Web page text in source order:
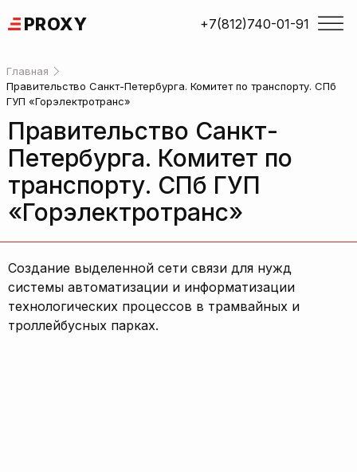
to
PROXY +7(812)740-01-91
Главная
Правительство Санкт-Петербурга. Комитет по транспорту. СПб
ГУП «Горэлектротранс»
Правительство Санкт-
Петербурга. Комитет по
транспорту. СПб ГУП
«Горэлектротранс»
Создание выделенной сети связи для нужд
системы автоматизации и информатизации
технологических процессов в трамвайных и
троллейбусных парках.